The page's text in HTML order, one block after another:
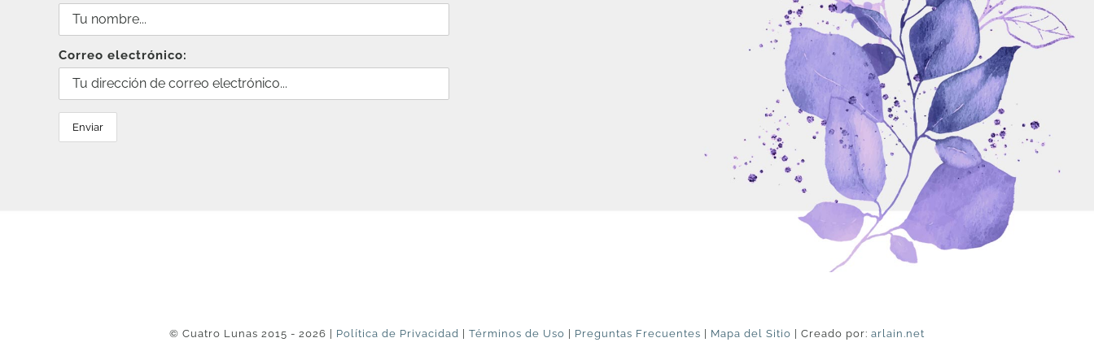
Correo electrónico:
© Cuatro Lunas 2015 - 2026 | Política de Privacidad | Términos de Uso | Preguntas Frecuentes | Mapa del Sitio | Creado por: arlain.net